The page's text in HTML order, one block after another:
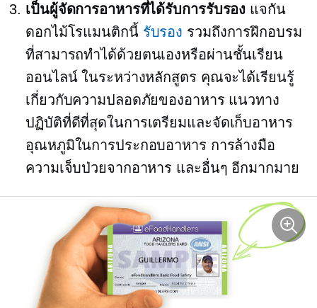
เป็นผู้จัดการอาหารที่ได้รับการรับรอง แจกัน
ดอกไม้โรแมนติกนี้ รับรอง รวมถึงการฝึกอบรม
ที่สามารถทำได้ด้วยตนเองหรือผ่านชั้นเรียน
ออนไลน์ ในระหว่างหลักสูตร คุณจะได้เรียนรู้
เกี่ยวกับความปลอดภัยของอาหาร แนวทาง
ปฏิบัติที่ดีที่สุดในการเตรียมและจัดเก็บอาหาร
อุณหภูมิในการประกอบอาหาร การล้างมือ
ความเจ็บป่วยจากอาหาร และอื่นๆ อีกมากมาย